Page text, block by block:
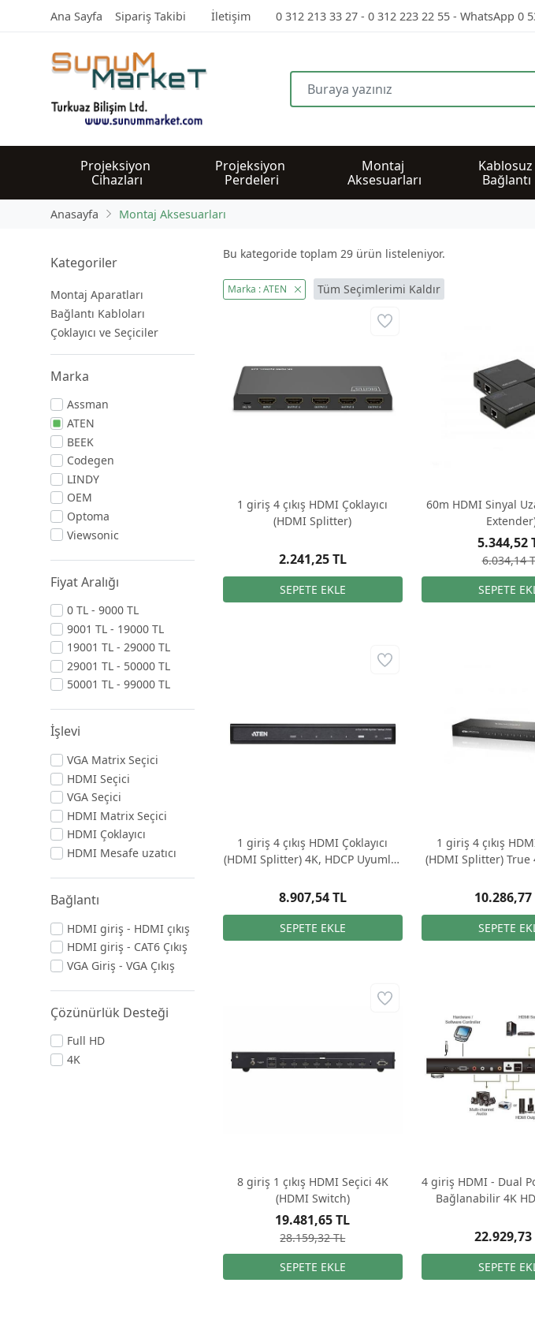
Ana Sayfa Sipariş Takibi İletişim 0 312 213 33 27 - 0 312 223 22 55 - WhatsApp 0
Projeksiyon
Cihazları
Projeksiyon
Perdeleri
Montaj
Aksesuarları
Kablosuz
Bağlantı
Anasayfa Montaj Aksesuarları
Kategoriler
Montaj Aparatları
Bağlantı Kabloları
Çoklayıcı ve Seçiciler
Marka
Assman
ATEN
BEEK
Codegen
LINDY
OEM
Optoma
Viewsonic
Fiyat Aralığı
0 TL - 9000 TL
9001 TL - 19000 TL
19001 TL - 29000 TL
29001 TL - 50000 TL
50001 TL - 99000 TL
İşlevi
VGA Matrix Seçici
HDMI Seçici
VGA Seçici
HDMI Matrix Seçici
HDMI Çoklayıcı
HDMI Mesafe uzatıcı
Bağlantı
HDMI giriş - HDMI çıkış
HDMI giriş - CAT6 Çıkış
VGA Giriş - VGA Çıkış
Çözünürlük Desteği
Full HD
4K
Bu kategoride toplam 29ürün listeleniyor.
Marka : ATEN Tüm Seçimlerimi Kaldır
1 giriş 4 çıkış HDMI Çoklayıcı
(HDMI Splitter)
2.241,25 TL
60m HDMI Sinyal
6.034,14
5.344,52
1 giriş 4 çıkış HDMI Çoklayıcı
(HDMI Splitter) 4K, HDCP Uyumlu,
8.907,54 TL
1 giriş 4 çıkış
(HDMI Splitter) True
10.286,77
8 giriş 1 çıkış HDMI Seçici 4K
(HDMI Switch)
28.159,32 TL
19.481,65 TL
4 giriş HDMI - Dual
Bağlanabilir 4K
22.929,73